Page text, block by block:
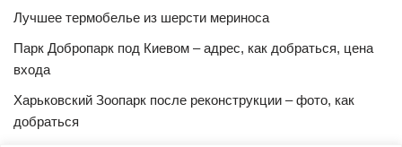
Лучшее термобелье из шерсти мериноса
Парк Добропарк под Киевом – адрес, как добраться, цена
входа
Харьковский Зоопарк после реконструкции – фото, как
добраться